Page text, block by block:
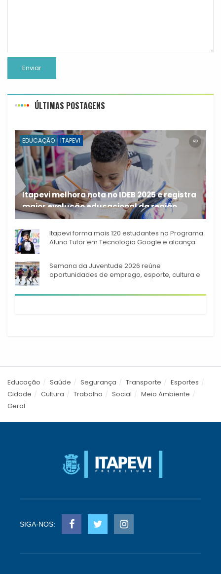
ÚLTIMAS POSTAGENS
EDUCAÇÃO ITAPEVI
Itapevi melhora nota no IDEB 2025 e registra
maior evolução educacional da região
A rede municipal de ensino
Itapevi forma mais 120 estudantes no Programa
Aluno Tutor em Tecnologia Google e alcança
Semana da Juventude 2026 reúne
oportunidades de emprego, esporte, cultura e
Educação Saúde Segurança Transporte
Esportes
Cidade
Cultura Trabalho Social
Meio Ambiente
Geral
SIGA-NOS: